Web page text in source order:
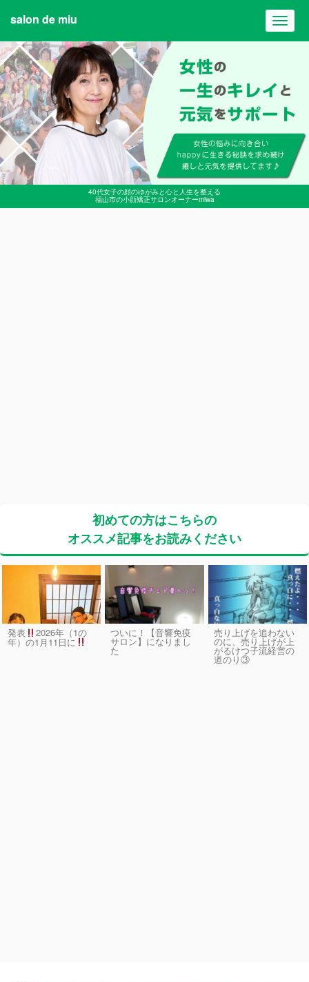
40代女子の顔のゆがみと心と人生を整える
福山市の小顔矯正サロンオーナーmiwa
salon de miu
初めての方はこちらの
オススメ記事をお読みください
発表 2026年（1の
年）の1月11日に
ついに！【音響免疫
サロン】になりまし
た
売り上げを追わない
のに、売り上げが上
がるけつ子流経営の
道のり③